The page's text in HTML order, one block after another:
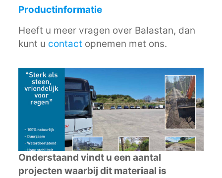
Productinformatie
Heeft u meer vragen over Balastan, dan
kunt u contact opnemen met ons.
Onderstaand vindt u een aantal
projecten waarbij dit materiaal is